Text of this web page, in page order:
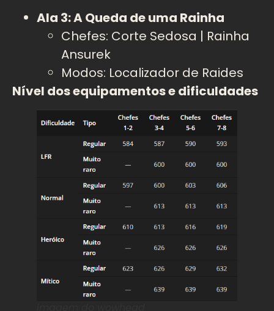
Ala 3: A Queda de uma Rainha
Chefes: Corte Sedosa | Rainha
Ansurek
Modos: Localizador de Raides
Nível dos equipamentos e dificuldades